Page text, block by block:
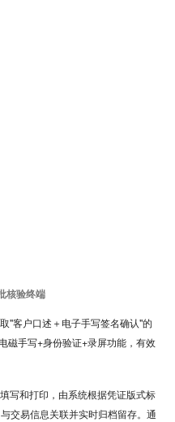
核验终端
"客户口述＋电子手写签名确认"的
磁手写+身份验证+录屏功能，有效
写和打印，由系统根据凭证版式标
交易信息关联并实时归档留存。通